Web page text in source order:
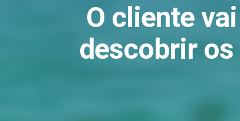
O cliente
descobrir